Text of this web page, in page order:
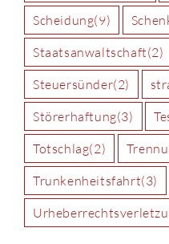
Scheidung(9)
Staatsanwaltschaft(2)
Steuersünder(2)
Störerhaftung(3)
Totschlag(2)
Trunkenheitsfahrt(3)